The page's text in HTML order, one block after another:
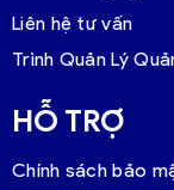
Liên hệ tư vấn
Trình Quản Lý
HỖ TRỢ
Chính sách bảo